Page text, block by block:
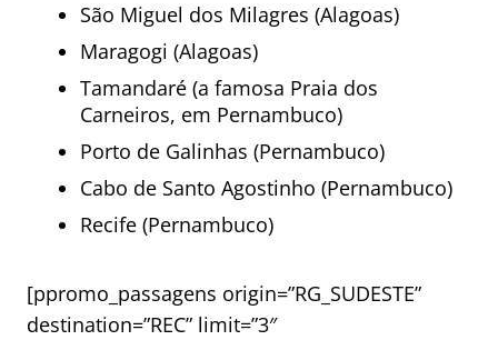
São Miguel dos Milagres (Alagoas)
Maragogi (Alagoas)
Tamandaré (a famosa Praia dos
Carneiros, em Pernambuco)
Porto de Galinhas (Pernambuco)
Cabo de Santo Agostinho (Pernambuco)
Recife (Pernambuco)
[ppromo_passagens origin=”RG_SUDESTE”
destination=”REC” limit=”3″